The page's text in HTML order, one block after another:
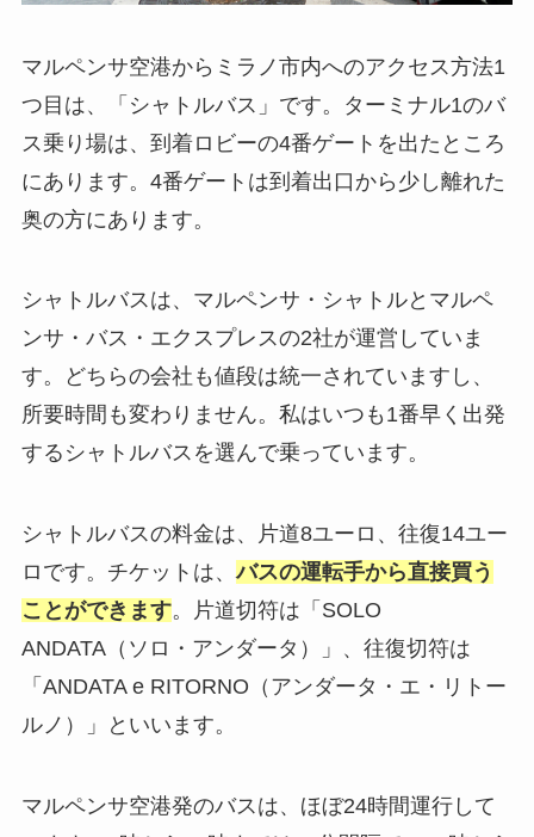
マルペンサ空港からミラノ市内へのアクセス方法1
つ目は、「シャトルバス」です。ターミナル1のバ
ス乗り場は、到着ロビーの4番ゲートを出たところ
にあります。4番ゲートは到着出口から少し離れた
奥の方にあります。
シャトルバスは、マルペンサ・シャトルとマルペ
ンサ・バス・エクスプレスの2社が運営していま
す。どちらの会社も値段は統一されていますし、
所要時間も変わりません。私はいつも1番早く出発
するシャトルバスを選んで乗っています。
シャトルバスの料金は、片道8ユーロ、往復14ユー
ロです。チケットは、バスの運転手から直接買う
ことができます。片道切符は「SOLO
ANDATA（ソロ・アンダータ）」、往復切符は
「ANDATA e RITORNO（アンダータ・エ・リトー
ルノ）」といいます。
マルペンサ空港発のバスは、ほぼ24時間運行して